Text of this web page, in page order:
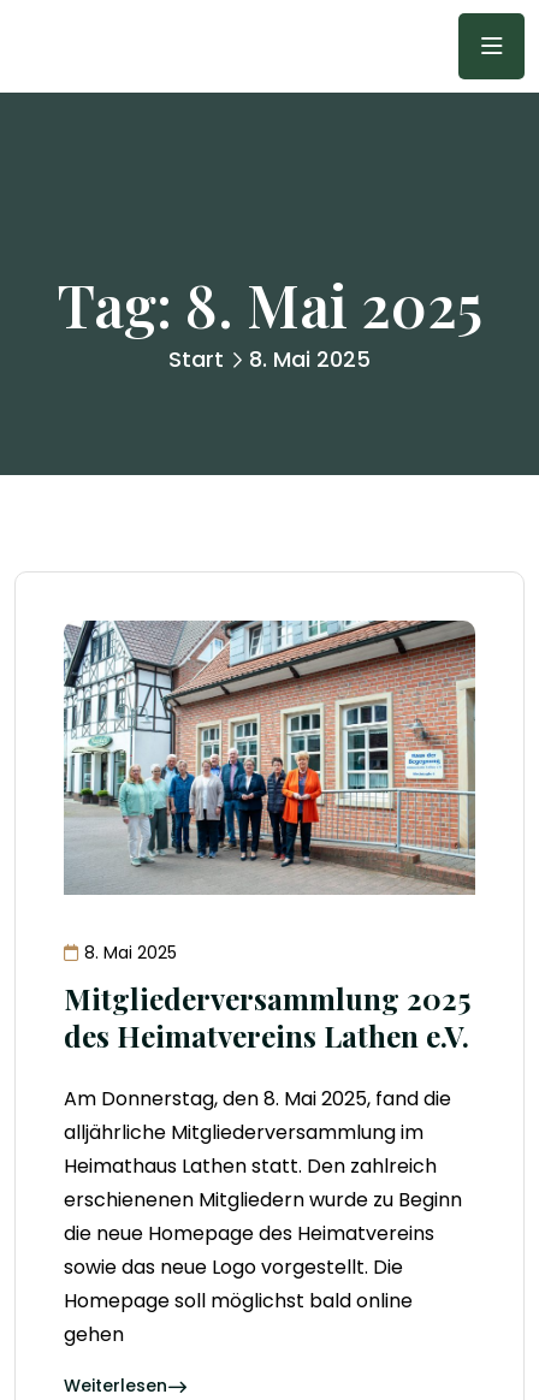
Tag: 8. Mai 2025
Start 8. Mai 2025
8. Mai 2025
Mitgliederversammlung 2025
des Heimatvereins Lathen e.V.
Am Donnerstag, den 8. Mai 2025, fand die
alljährliche Mitgliederversammlung im
Heimathaus Lathen statt. Den zahlreich
erschienenen Mitgliedern wurde zu Beginn
die neue Homepage des Heimatvereins
sowie das neue Logo vorgestellt. Die
Homepage soll möglichst bald online
gehen
Weiterlesen